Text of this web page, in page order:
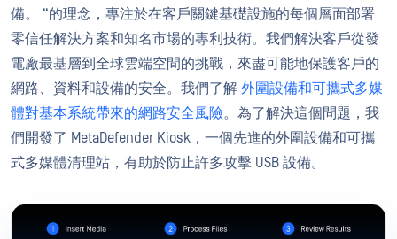
備。 “的理念，專注於在客戶關鍵基礎設施的每個層面部署
零信任解決方案和知名市場的專利技術。我們解決客戶從發
電廠最基層到全球雲端空間的挑戰，來盡可能地保護客戶的
網路、資料和設備的安全。我們了解 外圍設備和可攜式多媒
體對基本系統帶來的網路安全風險。為了解決這個問題，我
們開發了 MetaDefender Kiosk，一個先進的外圍設備和可攜
式多媒體清理站，有助於防止許多攻擊 USB 設備。